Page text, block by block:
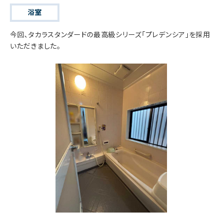
浴室
今回、タカラスタンダードの最高級シリーズ「プレデンシア」を採用
いただきました。